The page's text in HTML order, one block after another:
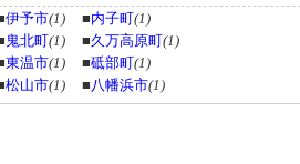
伊予市(1) ■内子町(1)
鬼北町(1) ■久万高原町(1)
東温市(1) ■砥部町(1)
松山市(1) ■八幡浜市(1)